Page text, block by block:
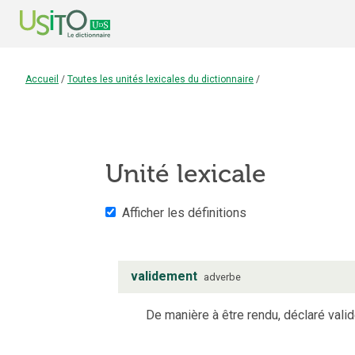
Accueil / Toutes les unités lexicales du dictionnaire /
Unité lexicale
Afficher les définitions
validement adverbe
De manière à être rendu, déclaré